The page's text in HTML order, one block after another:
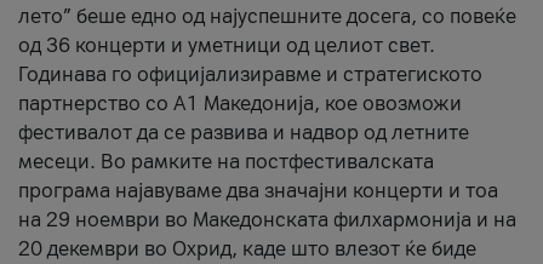
лето” беше едно од најуспешните досега, со повеќе
од 36 концерти и уметници од целиот свет.
Годинава го официјализиравме и стратегиското
партнерство со А1 Македонија, кое овозможи
фестивалот да се развива и надвор од летните
месеци. Во рамките на постфестивалската
програма најавуваме два значајни концерти и тоа
на 29 ноември во Македонската филхармонија и на
20 декември во Охрид, каде што влезот ќе биде